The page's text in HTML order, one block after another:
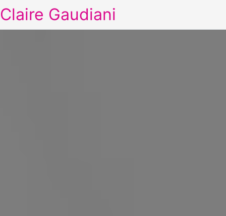
Claire Gaudiani